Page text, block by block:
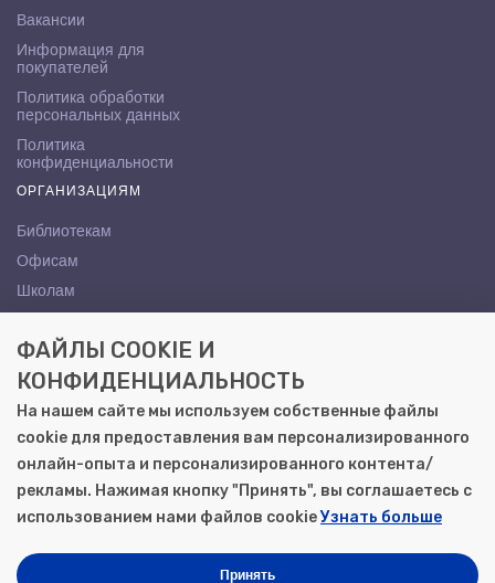
Вакансии
Информация для
покупателей
Политика обработки
персональных данных
Политика
конфиденциальности
ОРГАНИЗАЦИЯМ
Библиотекам
Офисам
Школам
КОНТАКТЫ
Саратов, ул. Осипова, 10А
+7 (8452) 72-65-65
gemera@moya-kniga.ru
Моя книга | Сеть книжных магазинов в Саратове
ФАЙЛЫ COOKIE И
КОНФИДЕНЦИАЛЬНОСТЬ
На нашем сайте мы используем собственные файлы
cookie для предоставления вам персонализированного
онлайн-опыта и персонализированного контента/
рекламы. Нажимая кнопку "Принять", вы соглашаетесь с
использованием нами файлов cookieУзнать больше
Принять